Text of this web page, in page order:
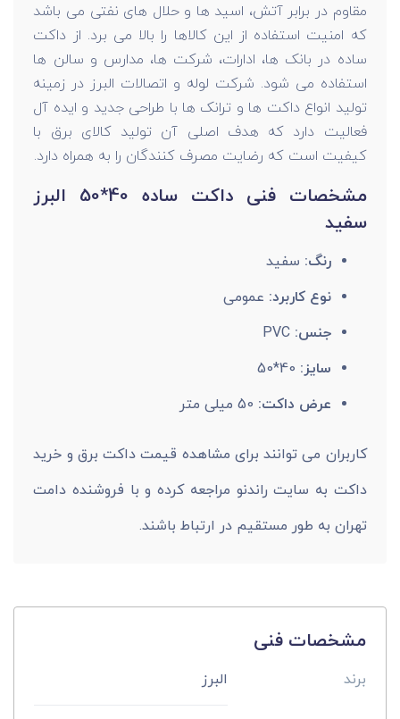
مقاوم در برابر آتش، اسید ها و حلال های نفتی می باشد
که امنیت استفاده از این کالاها را بالا می برد. از داکت
ساده در بانک ها، ادارات، شرکت ها، مدارس و سالن ها
استفاده می شود. شرکت لوله و اتصالات البرز در زمینه
تولید انواع داکت ها و ترانک ها با طراحی جدید و ایده آل
فعالیت دارد که هدف اصلی آن تولید کالای برق با
کیفیت است که رضایت مصرف کنندگان را به همراه دارد.
مشخصات فنی داکت ساده 40*50 البرز
سفید
رنگ: سفید
نوع کاربرد: عمومی
جنس: PVC
سایز:
عرض داکت:
کاربران می توانند برای مشاهده قیمت داکت برق و خرید
داکت به سایت راندنو مراجعه کرده و با فروشنده دامت
تهران به طور مستقیم در ارتباط باشند.
مشخصات فنی
برند البرز